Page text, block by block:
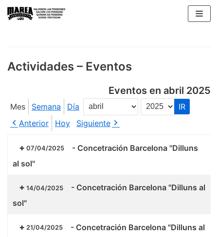
Saltar
Actividades – Eventos
Eventos en abril 2025
Mes Semana Día
Mes
Año
Anterior
Hoy Siguiente
07/04/2025 - Concetración Barcelona "Dilluns
al sol"
14/04/2025 - Concetración Barcelona "Dilluns al
sol"
21/04/2025 - Concetración Barcelona "Dilluns al